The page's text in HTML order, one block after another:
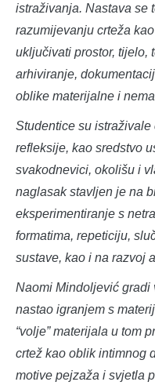
istraživanja. Nastava se
razumijevanju crteža
uključivati prostor, tijelo,
arhiviranje,
oblike materijalne i
Studentice su
refleksije, kao sredstvo
svakodnevici, okolišu i
naglasak stavljen je na
eksperimentiranje s
formatima, repeticiju,
sustave, kao i na razvoj
Naomi Mindoljević gradi
nastao igranjem s
“volje” materijala u tom
crtež kao oblik intimnog
motive pejzaža i svjetla